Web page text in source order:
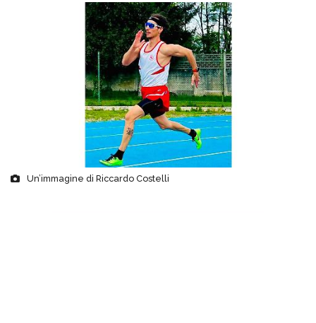
Un’immagine di Riccardo Costelli